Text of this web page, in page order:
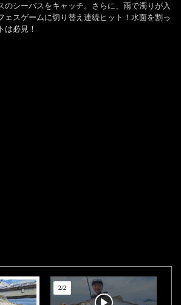
のシーバスをキャッチ。さらに、雨で濁りが入
ェスゲームに切り替え連続ヒット！水面を割っ
は必見！
2/2